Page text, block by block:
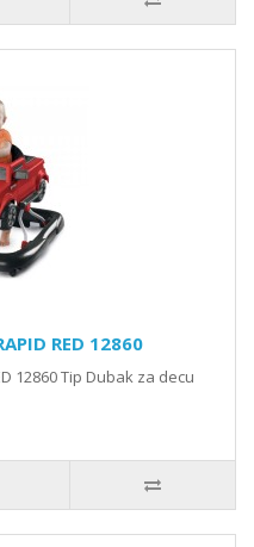
RED 12860
12860 Tip Dubak za decu